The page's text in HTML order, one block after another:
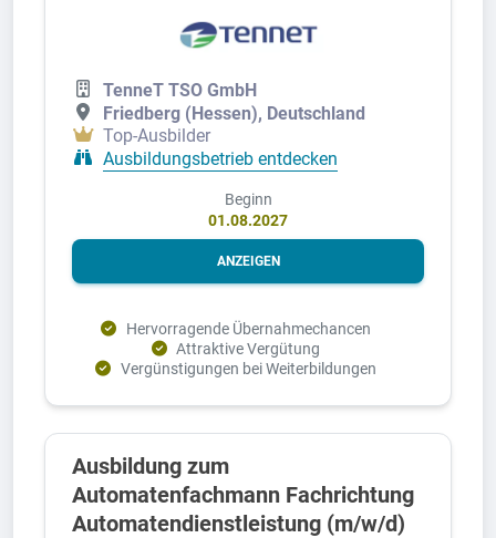
TenneT TSO GmbH
Friedberg (Hessen), Deutschland
Top-Ausbilder
Ausbildungsbetrieb entdecken
Beginn
01.08.2027
ANZEIGEN
Hervorragende Übernahmechancen
Attraktive Vergütung
Vergünstigungen bei Weiterbildungen
Ausbildung zum
Automatenfachmann Fachrichtung
Automatendienstleistung (m/w/d)